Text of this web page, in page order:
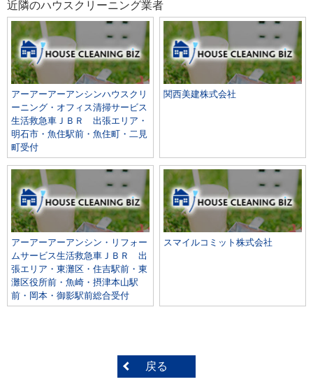
近隣のハウスクリーニング業者
アーアーアーアンシンハウスクリ
ーニング・オフィス清掃サービス
生活救急車ＪＢＲ 出張エリア・
明石市・魚住駅前・魚住町・二見
町受付
関西美建株式会社
アーアーアーアンシン・リフォー
ムサービス生活救急車ＪＢＲ 出
張エリア・東灘区・住吉駅前・東
灘区役所前・魚崎・摂津本山駅
前・岡本・御影駅前総合受付
スマイルコミット株式会社
戻る